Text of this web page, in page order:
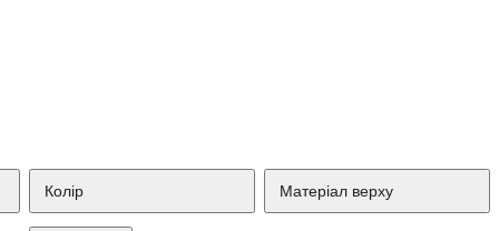
Колір Матеріал верху